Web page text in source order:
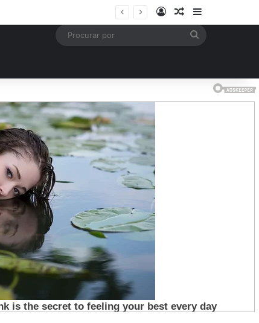
EntrarArtigo aleatório
Barra Lateral